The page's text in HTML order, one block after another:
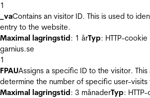
1
_vaContains an visitor ID. This is used to
entry to the website.
Maximal lagringstid: 1 årTyp: HTTP-cookie
garnius.se
1
FPAUAssigns a specific ID to the visitor.
determine the number of specific user-visits
Maximal lagringstid: 3 månaderTyp: